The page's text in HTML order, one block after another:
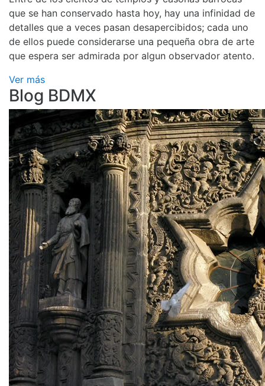
que se han conservado hasta hoy, hay una infinidad de
detalles que a veces pasan desapercibidos; cada uno
de ellos puede considerarse una pequeña obra de arte
que espera ser admirada por algun observador atento.
Ver más
Blog BDMX